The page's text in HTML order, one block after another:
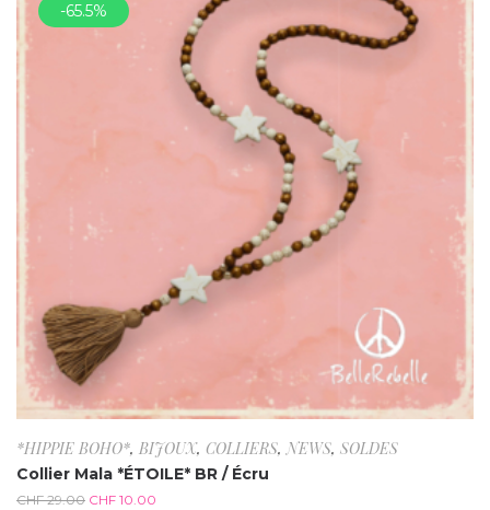
-65.5%
*HIPPIE BOHO*, BIJOUX, COLLIERS,NEWS, SOLDES
Collier Mala *ÉTOILE* BR / Écru
CHF29.00 CHF 10.00